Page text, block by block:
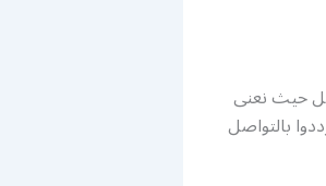
حيث نعنى
بالتواصل